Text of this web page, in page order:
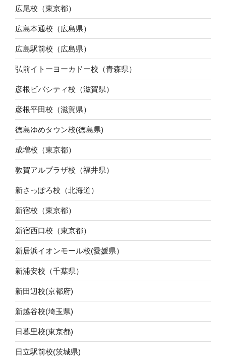
広尾校（東京都）
広島本通校（広島県）
広島駅前校（広島県）
弘前イトーヨーカドー校（青森県）
彦根ビバシティ校（滋賀県）
彦根平田校（滋賀県）
徳島ゆめタウン校(徳島県)
成増校（東京都）
敦賀アルプラザ校（福井県）
新さっぽろ校（北海道）
新宿校（東京都）
新宿西口校（東京都）
新居浜イオンモール校(愛媛県）
新浦安校（千葉県）
新田辺校(京都府)
新越谷校(埼玉県)
日暮里校(東京都)
日立駅前校(茨城県)